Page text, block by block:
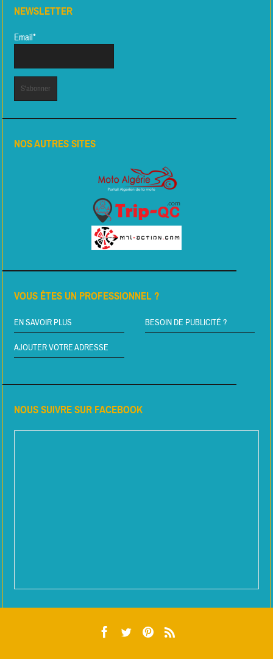
NEWSLETTER
Email*
NOS AUTRES SITES
VOUS ÊTES UN PROFESSIONNEL ?
EN SAVOIR PLUS BESOIN DE PUBLICITÉ ?
AJOUTER VOTRE ADRESSE
NOUS SUIVRE SUR FACEBOOK